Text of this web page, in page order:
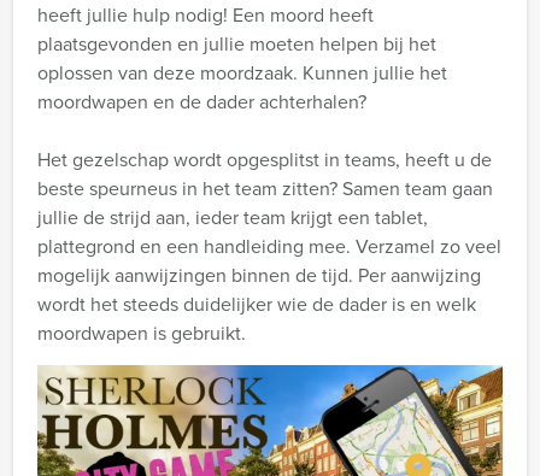
heeft jullie hulp nodig! Een moord heeft
plaatsgevonden en jullie moeten helpen bij het
oplossen van deze moordzaak. Kunnen jullie het
moordwapen en de dader achterhalen?
Het gezelschap wordt opgesplitst in teams, heeft u de
beste speurneus in het team zitten? Samen team gaan
jullie de strijd aan, ieder team krijgt een tablet,
plattegrond en een handleiding mee. Verzamel zo veel
mogelijk aanwijzingen binnen de tijd. Per aanwijzing
wordt het steeds duidelijker wie de dader is en welk
moordwapen is gebruikt.